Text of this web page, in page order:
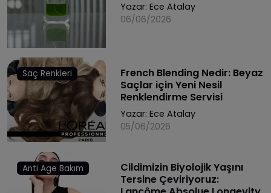
Yazar: Ece Atalay
06/06/2026
Saç Renkleri
French Blending Nedir: Beyaz
Saçlar için Yeni Nesil
Renklendirme Servisi
Yazar: Ece Atalay
05/06/2026
Anti Age Bakım
Cildimizin Biyolojik Yaşını
Tersine Çeviriyoruz: